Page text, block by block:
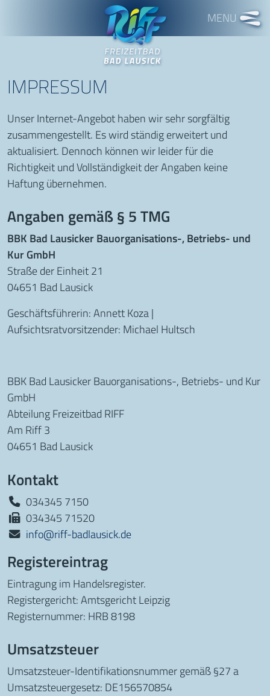
Freizeitbad RIFF
IMPRESSUM
Unser Internet-Angebot haben wir sehr sorgfältig
zusammengestellt. Es wird ständig erweitert und
aktualisiert. Dennoch können wir leider für die
Richtigkeit und Vollständigkeit der Angaben keine
Haftung übernehmen.
Angaben gemäß § 5 TMG
BBK Bad Lausicker Bauorganisations-, Betriebs- und
Kur GmbH
Straße der Einheit 21
04651 Bad Lausick
Geschäftsführerin: Annett Koza |
Aufsichtsratvorsitzender: Michael Hultsch
BBK Bad Lausicker Bauorganisations-, Betriebs- und Kur
GmbH
Abteilung Freizeitbad RIFF
Am Riff 3
04651 Bad Lausick
Kontakt
034345 7150
034345 71520
info@riff-badlausick.de
Registereintrag
Eintragung im Handelsregister.
Registergericht: Amtsgericht Leipzig
Registernummer: HRB 8198
Umsatzsteuer
Umsatzsteuer-Identifikationsnummer gemäß §27 a
Umsatzsteuergesetz: DE156570854